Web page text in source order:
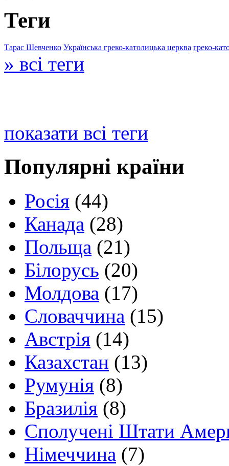
Теги
Тарас Шевченко Українська греко-католицька церква греко-
» всі теги
показати всі теги
Популярні країни
Росія (44)
Канада (28)
Польща (21)
Білорусь (20)
Молдова (17)
Словаччина (15)
Австрія (14)
Казахстан (13)
Румунія (8)
Бразилія (8)
Сполучені Штати
Німеччина (7)